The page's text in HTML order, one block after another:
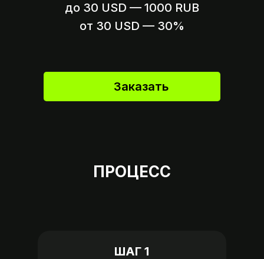
Заказать
до 30 USD — 1000 RUB
от 30 USD — 30%
ПРОЦЕСС
ШАГ 1
Вариант 2
Пришлите ссылку на оплату,